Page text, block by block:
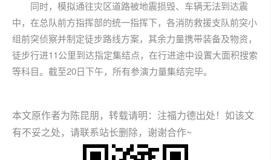
同时，模拟通往灾区道路被地震损毁、车辆无法到达震
中，在总队前方指挥部的统一指挥下，各消防救援支队前突小
组前突侦察并制定徒步路线方案，其余力量携带装备及物资，
徒步行进11公里到达指定集结点，在行进途中设置大面积搜索
等科目。截至20日下午，所有参演力量集结完毕。
本文原作者为陈昆朋，转载请明：注福力德出处！如该文
有不妥之处，请联系站长删除，谢谢合作~